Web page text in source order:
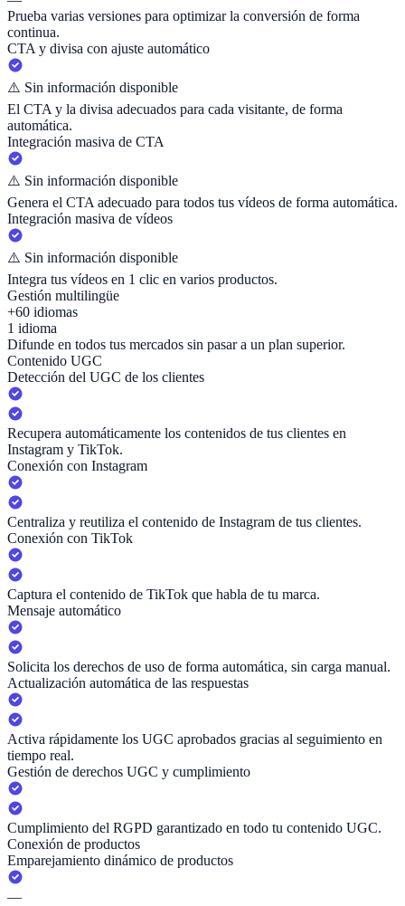
Prueba varias versiones para optimizar la conversión de forma
continua.
CTA y divisa con ajuste automático
⚠️ Sin información disponible
El CTA y la divisa adecuados para cada visitante, de forma
automática.
Integración masiva de CTA
⚠️ Sin información disponible
Genera el CTA adecuado para todos tus vídeos de forma automática.
Integración masiva de vídeos
⚠️ Sin información disponible
Integra tus vídeos en 1 clic en varios productos.
Gestión multilingüe
+60 idiomas
1 idioma
Difunde en todos tus mercados sin pasar a un plan superior.
Contenido UGC
Detección del UGC de los clientes
Recupera automáticamente los contenidos de tus clientes en
Instagram y TikTok.
Conexión con Instagram
Centraliza y reutiliza el contenido de Instagram de tus clientes.
Conexión con TikTok
Captura el contenido de TikTok que habla de tu marca.
Mensaje automático
Solicita los derechos de uso de forma automática, sin carga manual.
Actualización automática de las respuestas
Activa rápidamente los UGC aprobados gracias al seguimiento en
tiempo real.
Gestión de derechos UGC y cumplimiento
Cumplimiento del RGPD garantizado en todo tu contenido UGC.
Conexión de productos
Emparejamiento dinámico de productos
—